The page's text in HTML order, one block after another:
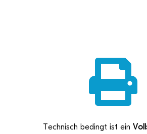

Tech­nisch bedingt ist ein